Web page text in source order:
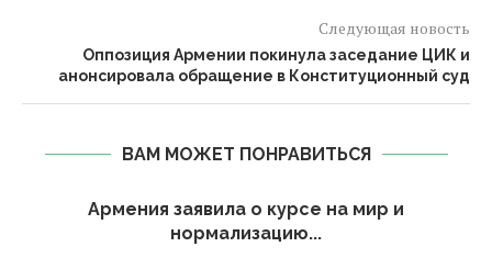
Следующая новость
Оппозиция Армении покинула заседание ЦИК и
анонсировала обращение в Конституционный суд
ВАМ МОЖЕТ ПОНРАВИТЬСЯ
Армения заявила о курсе на мир и
нормализацию...